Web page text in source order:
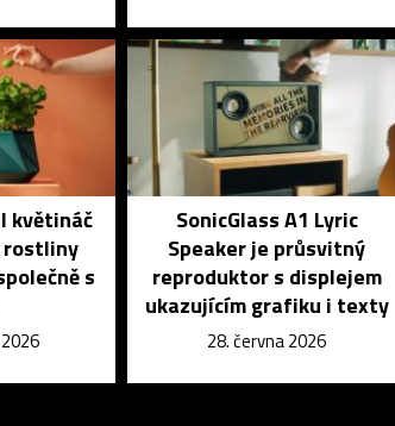
květináč
rostliny
s
SonicGlass A1 Lyric
Speaker je průsvitný
reproduktor s displejem
ukazujícím grafiku i texty
28. června 2026